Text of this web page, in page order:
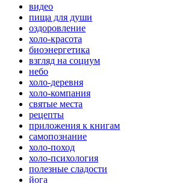
видео
пища для души
оздоровление
холо-красота
биоэнергетика
взгляд на социум
небо
холо-деревня
холо-компания
святые места
рецепты
приложения к книгам
самопознание
холо-поход
холо-психология
полезные сладости
йога